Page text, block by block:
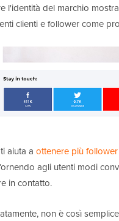
l'identità del marchio
clienti e follower come
aiuta a ottenere più follower
agli utenti modi
in contatto.
non è così